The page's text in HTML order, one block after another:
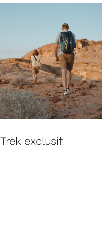
Trek exclusif